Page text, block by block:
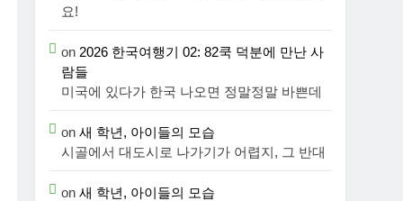
요!
on 2026 한국여행기 02: 82쿡 덕분에 만난 사
람들
미국에 있다가 한국 나오면 정말정말 바쁜데
on새 학년, 아이들의 모습
시골에서 대도시로 나가기가 어렵지, 그 반대
on새 학년, 아이들의 모습